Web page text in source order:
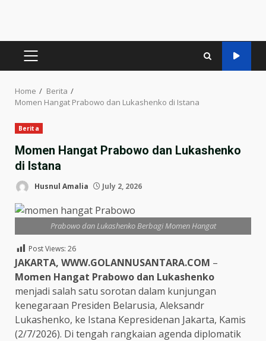
PRIMARY
Home
Berita
Momen Hangat Prabowo dan Lukashenko di Istana
Berita
Momen Hangat Prabowo dan Lukashenko
di Istana
Husnul Amalia July 2, 2026
Prabowo dan Lukashenko Berbagi Momen Hangat
Post Views: 26
JAKARTA, WWW.GOLANNUSANTARA.COM –
Momen Hangat Prabowo dan Lukashenko
menjadi salah satu sorotan dalam kunjungan
kenegaraan Presiden Belarusia, Aleksandr
Lukashenko, ke Istana Kepresidenan Jakarta, Kamis
(2/7/2026). Di tengah rangkaian agenda diplomatik